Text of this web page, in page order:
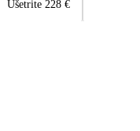
Ušetrite 228 €